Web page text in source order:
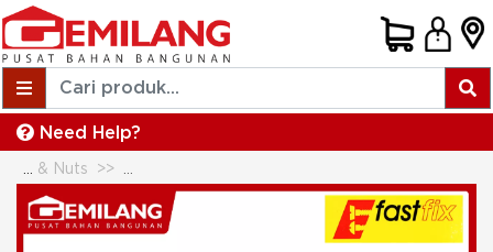
Need Help?